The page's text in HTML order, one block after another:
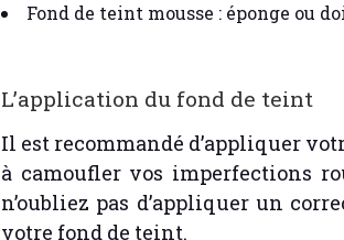
Fond de teint mousse : éponge ou
L’application du fond de teint
Il est recommandé d’appliquer
à camoufler vos imperfections
n’oubliez pas d’appliquer un
votre fond de teint.